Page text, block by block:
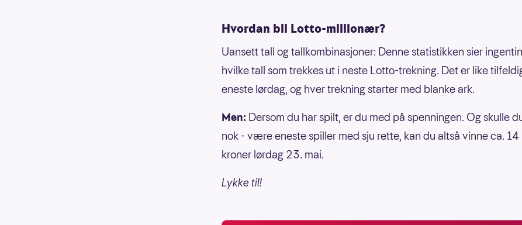
Hvordan bli Lotto-millionær?
Uansett tall og tallkombinasjoner: Denne statistikken sier
hvilke tall som trekkes ut i neste Lotto-trekning. Det er like
eneste lørdag, og hver trekning starter med blanke ark.
Men: Dersom du har spilt, er du med på spenningen. Og skulle
nok - være eneste spiller med sju rette, kan du altså vinne ca.
kroner lørdag 23. mai.
Lykke til!